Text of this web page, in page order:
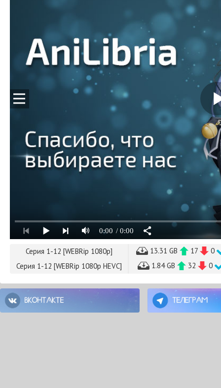
0:00 / 0:00
Серия 1-12 [WEBRip 1080p] 13.31 GB 17
0
Серия 1-12 [WEBRip 1080p HEVC]
1.84 GB 32 0